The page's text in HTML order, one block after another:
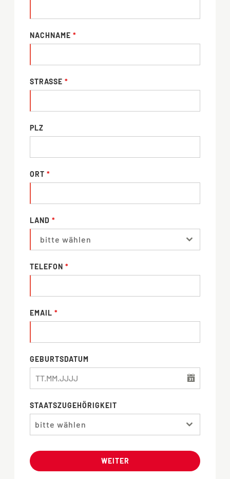
NACHNAME *
STRASSE *
PLZ
ORT *
LAND *
bitte wählen
TELEFON *
EMAIL *
GEBURTSDATUM
STAATSZUGEHÖRIGKEIT
bitte wählen
WEITER